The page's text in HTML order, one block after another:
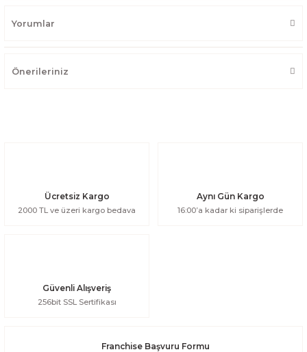
Yorumlar
Önerileriniz
Ücretsiz Kargo
2000 TL ve üzeri kargo bedava
Aynı Gün Kargo
16:00’a kadar ki siparişlerde
Güvenli Alışveriş
256bit SSL Sertifikası
Franchise Başvuru Formu